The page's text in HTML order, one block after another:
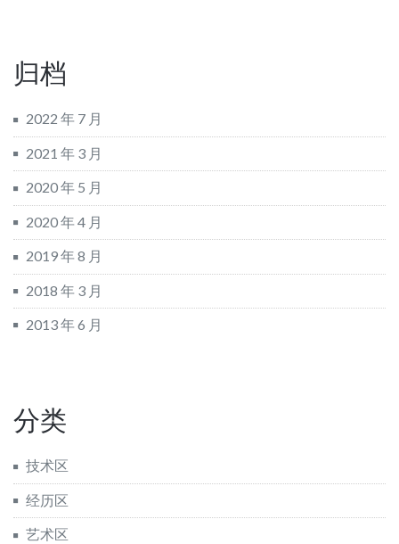
归档
2022 年 7 月
2021 年 3 月
2020 年 5 月
2020 年 4 月
2019 年 8 月
2018 年 3 月
2013 年 6 月
分类
技术区
经历区
艺术区